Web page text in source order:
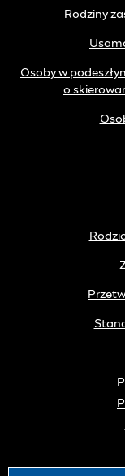
Rodziny
Osoby w
o